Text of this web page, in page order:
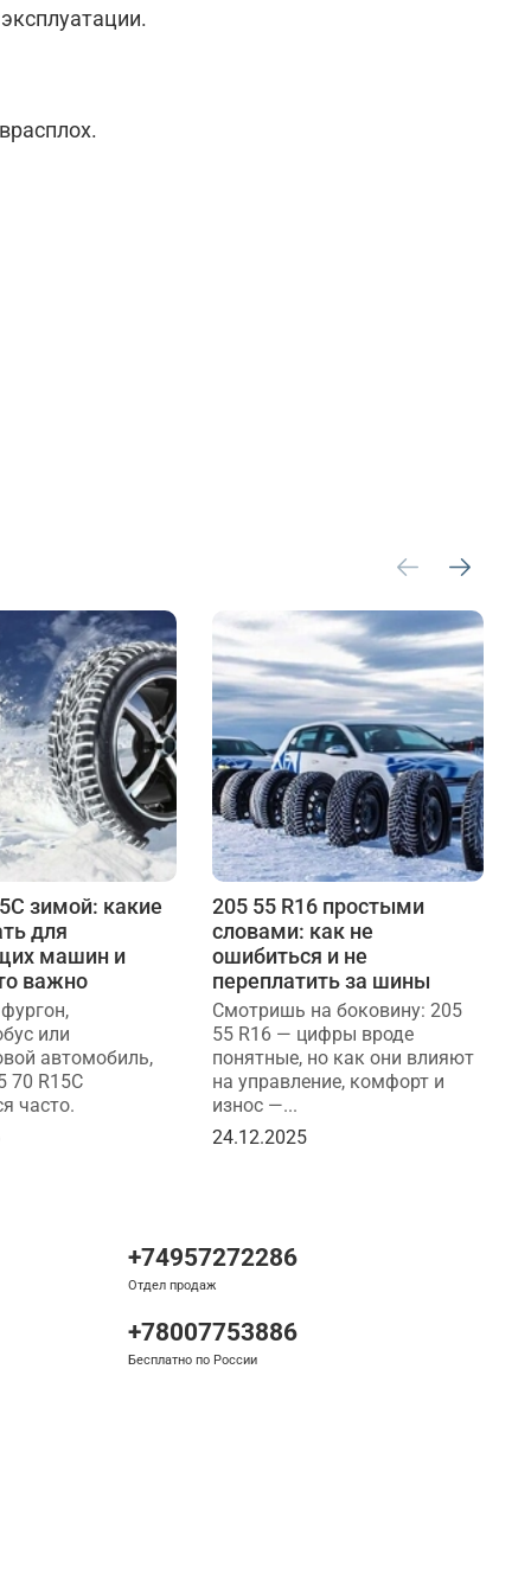
зимой: какие
для
машин и
важно
или
автомобиль,
70 R15C
часто.
205 55 R16 простыми
словами: как не
ошибиться и не
переплатить за шины
Смотришь на боковину: 205
55 R16 — цифры вроде
понятные, но как они влияют
на управление, комфорт и
износ —...
24.12.2025
+74957272286
Отдел продаж
+78007753886
Бесплатно по России